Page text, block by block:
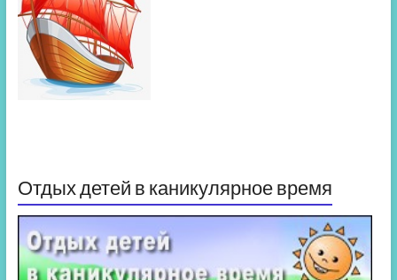
Отдых детей в каникулярное время